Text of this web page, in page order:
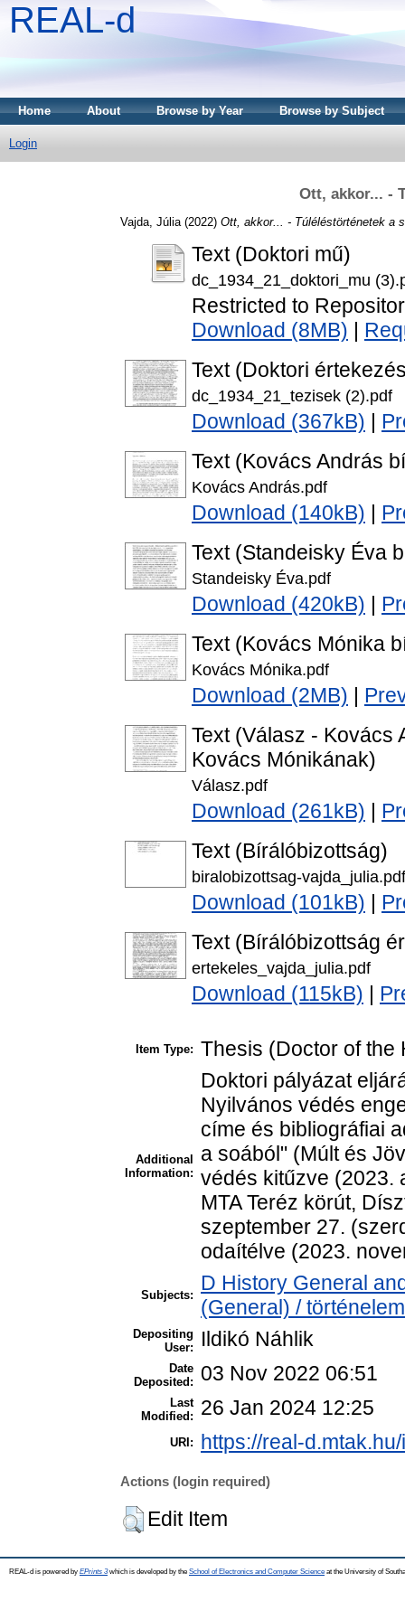
REAL-d
Home About Browse by Year Browse by Subject
Login
Ott, akkor... -
Vajda, Júlia (2022) Ott, akkor... - Túléléstörténetek a
Text (Doktori mű)
dc_1934_21_doktori_mu
Restricted to
Download (8MB)
Text (Doktori
dc_1934_21_tezisek (2).pdf
Download (367kB)
Text (Kovács András
Kovács András.pdf
Download (140kB)
Text (Standeisky Éva
Standeisky Éva.pdf
Download (420kB)
Text (Kovács Mónika
Kovács Mónika.pdf
Download (2MB)
Text (Válasz - Kovács
Kovács Mónikának)
Válasz.pdf
Download (261kB)
Text (Bírálóbizottság)
biralobizottsag-vajda_julia.pdf
Download (101kB)
Text (Bírálóbizottság
ertekeles_vajda_julia.pdf
Download (115kB)
Item Type: Thesis (Doctor of the
Additional
Information:
Doktori pályázat
Nyilvános védés
címe és bibliográfiai
a soából" (Múlt és
védés kitűzve (2023.
MTA Teréz körút,
szeptember 27.
odaítélve (2023.
Subjects:
D History General
(General) /
Depositing
User:
Ildikó Náhlik
Date
Deposited:
03 Nov 2022 06:51
Last
Modified:
26 Jan 2024 12:25
URI: https://real-
Actions (login required)
Edit Item
REAL-d is powered by EPrints 3which is developed by the School of Electronics and Computer Science at the University of